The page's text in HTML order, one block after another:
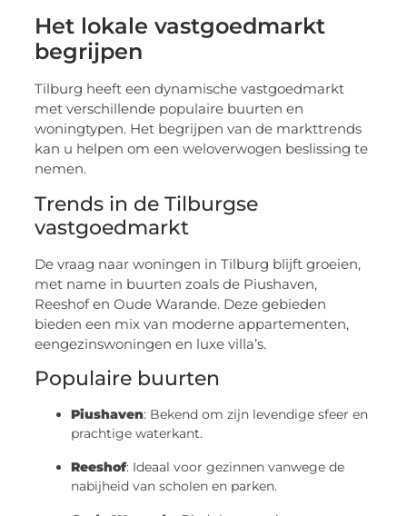
Het lokale vastgoedmarkt
begrijpen
Tilburg heeft een dynamische vastgoedmarkt
met verschillende populaire buurten en
woningtypen. Het begrijpen van de markttrends
kan u helpen om een weloverwogen beslissing te
nemen.
Trends in de Tilburgse
vastgoedmarkt
De vraag naar woningen in Tilburg blijft groeien,
met name in buurten zoals de Piushaven,
Reeshof en Oude Warande. Deze gebieden
bieden een mix van moderne appartementen,
eengezinswoningen en luxe villa’s.
Populaire buurten
Piushaven: Bekend om zijn levendige sfeer en
prachtige waterkant.
Reeshof: Ideaal voor gezinnen vanwege de
nabijheid van scholen en parken.